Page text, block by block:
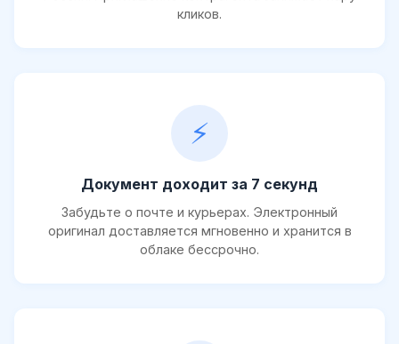
кликов.
⚡
Документ доходит за 7 секунд
Забудьте о почте и курьерах. Электронный
оригинал доставляется мгновенно и хранится в
облаке бессрочно.